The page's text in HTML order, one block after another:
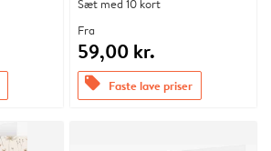
Sæt med 10 kort
Fra
59,00 kr.
offers Faste lave priser